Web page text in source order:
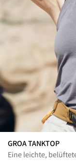
GROA TANKTOP
Eine leichte,